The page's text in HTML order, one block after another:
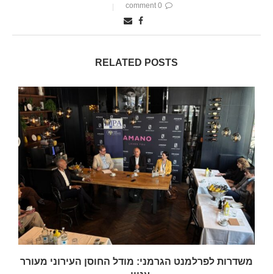
0 comment
RELATED POSTS
משדרות לפרלמנט הגרמני: מודל החוסן העירוני מעורר